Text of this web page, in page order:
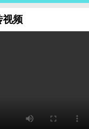
联系我们
51La
视频